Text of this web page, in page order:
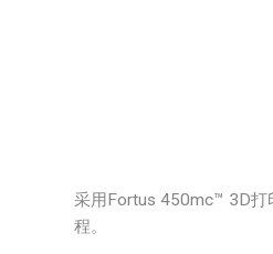
采用Fortus 450mc™ 3D打
程。